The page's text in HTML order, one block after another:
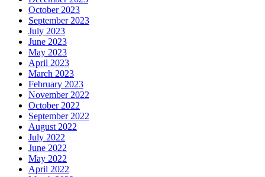
October 2023
September 2023
July 2023
June 2023
May 2023
April 2023
March 2023
February 2023
November 2022
October 2022
September 2022
August 2022
July 2022
June 2022
May 2022
April 2022